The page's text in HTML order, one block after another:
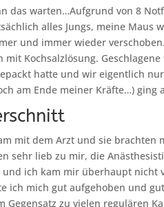
das warten…Aufgrund von 8
alles Jungs, meine Maus
und immer wieder
mit Kochsalzlösung.
hatte und wir eigentlich
am Ende meiner Kräfte…) ging
mit dem Arzt und sie brachten
sehr lieb zu mir, die
und ich kam mir überhaupt nicht
ich mich gut aufgehoben und
Gegensatz zu vielen regulären